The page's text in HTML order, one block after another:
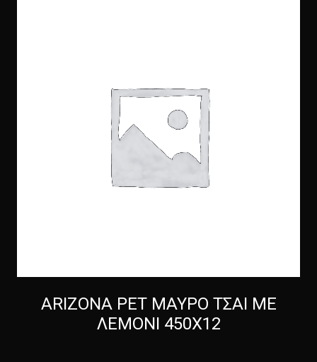
ARIZONA PET ΜΑΥΡΟ ΤΣΑΙ ΜΕ
ΛΕΜΟΝΙ 450Χ12